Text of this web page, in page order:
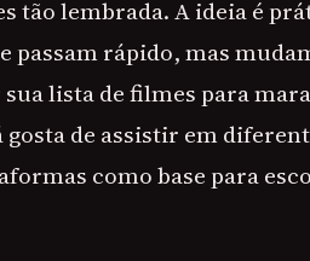
tão lembrada. A ideia é
passam rápido, mas
lista de filmes para
de assistir em
como base para